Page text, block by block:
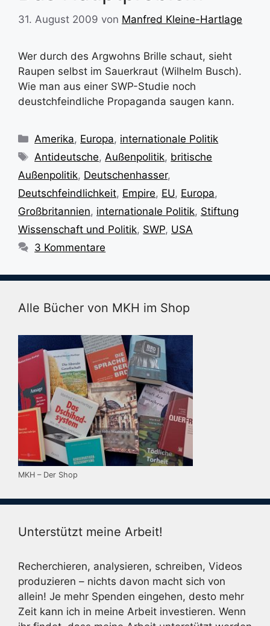
31. August 2009 von Manfred Kleine-Hartlage
Wer durch des Argwohns Brille schaut, sieht
Raupen selbst im Sauerkraut (Wilhelm Busch).
Wie man aus einer SWP-Studie noch
deustchfeindliche Propaganda saugen kann.
Kategorien
Amerika, Europa, internationale Politik
Schlagwörter
Antideutsche, Außenpolitik, britische
Außenpolitik, Deutschenhasser,
Deutschfeindlichkeit, Empire, EU, Europa,
Großbritannien, internationale Politik, Stiftung
Wissenschaft und Politik, SWP, USA
3 Kommentare
Alle Bücher von MKH im Shop
MKH – Der Shop
Unterstützt meine Arbeit!
Recherchieren, analysieren, schreiben, Videos
produzieren – nichts davon macht sich von
allein! Je mehr Spenden eingehen, desto mehr
Zeit kann ich in meine Arbeit investieren. Wenn